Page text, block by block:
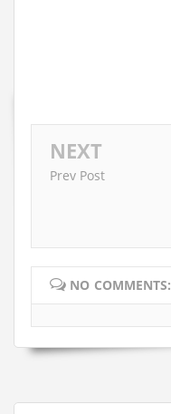
NEXT
Prev Post
NO COMMENTS: